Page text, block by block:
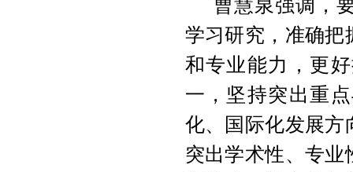
曹慧泉强调，
学习研究，准确把
和专业能力，更
一，坚持突出重
化、国际化发展方
突出学术性、专